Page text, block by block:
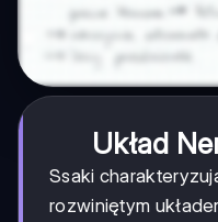
Układ
Ssaki
rozwiniętym